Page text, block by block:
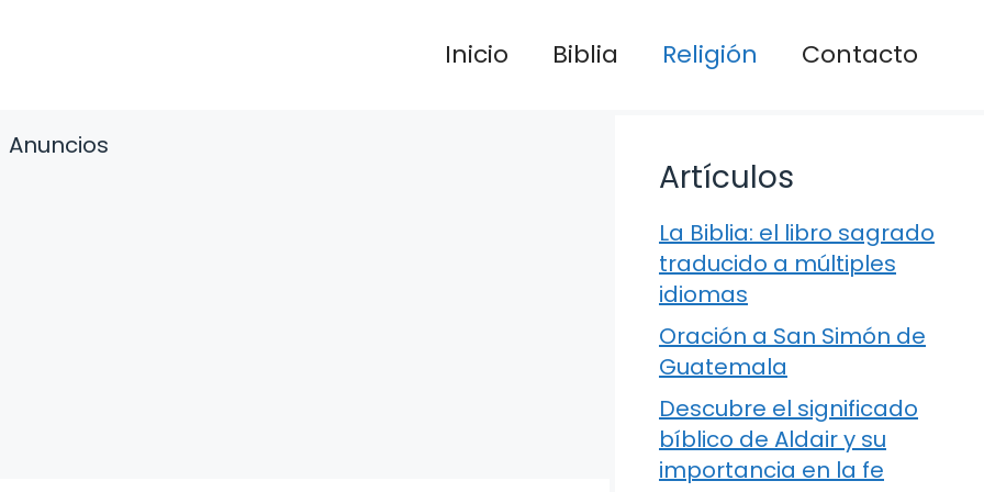
Inicio Biblia Religión Contacto
Anuncios
Artículos
La Biblia: el libro sagrado
traducido a múltiples
idiomas
Oración a San Simón de
Guatemala
Descubre el significado
bíblico de Aldair y su
importancia en la fe